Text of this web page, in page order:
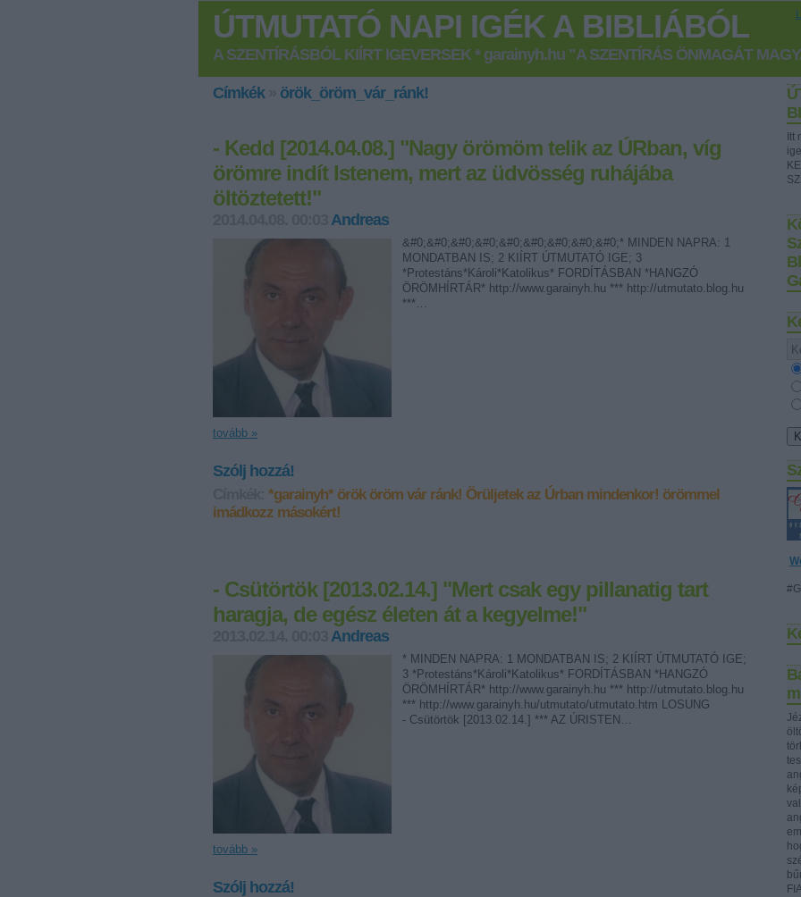
ÚTMUTATÓ NAPI IGÉK A BIBLIÁBÓL
A SZENTÍRÁSBÓL KIÍRT IGEVERSEK * garainyh.hu "A SZENTÍRÁS ÖNMAGÁT
Itt
Címkék» örök_öröm_vár_ránk!
- Kedd [2014.04.08.] "Nagy örömöm telik az ÚRban, víg
örömre indít Istenem, mert az üdvösség ruhájába
öltöztetett!"
Andreas
&#0;&#0;&#0;&#0;&#0;&#0;&#0;&#0;&#0;* MINDEN NAPRA: 1
MONDATBAN IS; 2 KIÍRT ÚTMUTATÓ IGE; 3
*Protestáns*Károli*Katolikus* FORDÍTÁSBAN *HANGZÓ
ÖRÖMHÍRTÁR* http://www.garainyh.hu *** http://utmutato.blog.hu
***…
tovább »
Szólj hozzá!
*garainyh* örök öröm vár ránk! Örüljetek az Úrban mindenkor! örömmel
imádkozz másokért!
- Csütörtök [2013.02.14.] "Mert csak egy pillanatig tart
haragja, de egész életen át a kegyelme!"
Andreas
* MINDEN NAPRA: 1 MONDATBAN IS; 2 KIÍRT ÚTMUTATÓ IGE;
3 *Protestáns*Károli*Katolikus* FORDÍTÁSBAN *HANGZÓ
ÖRÖMHÍRTÁR* http://www.garainyh.hu *** http://utmutato.blog.hu
*** http://www.garainyh.hu/utmutato/utmutato.htm LOSUNG
- Csütörtök [2013.02.14.] *** AZ ÚRISTEN…
tovább »
Szólj hozzá!